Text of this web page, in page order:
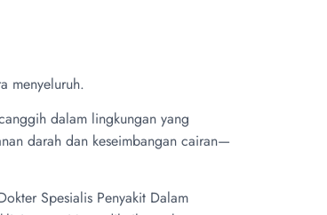
menyeluruh.
dalam lingkungan yang
darah dan keseimbangan cairan—
Spesialis Penyakit Dalam